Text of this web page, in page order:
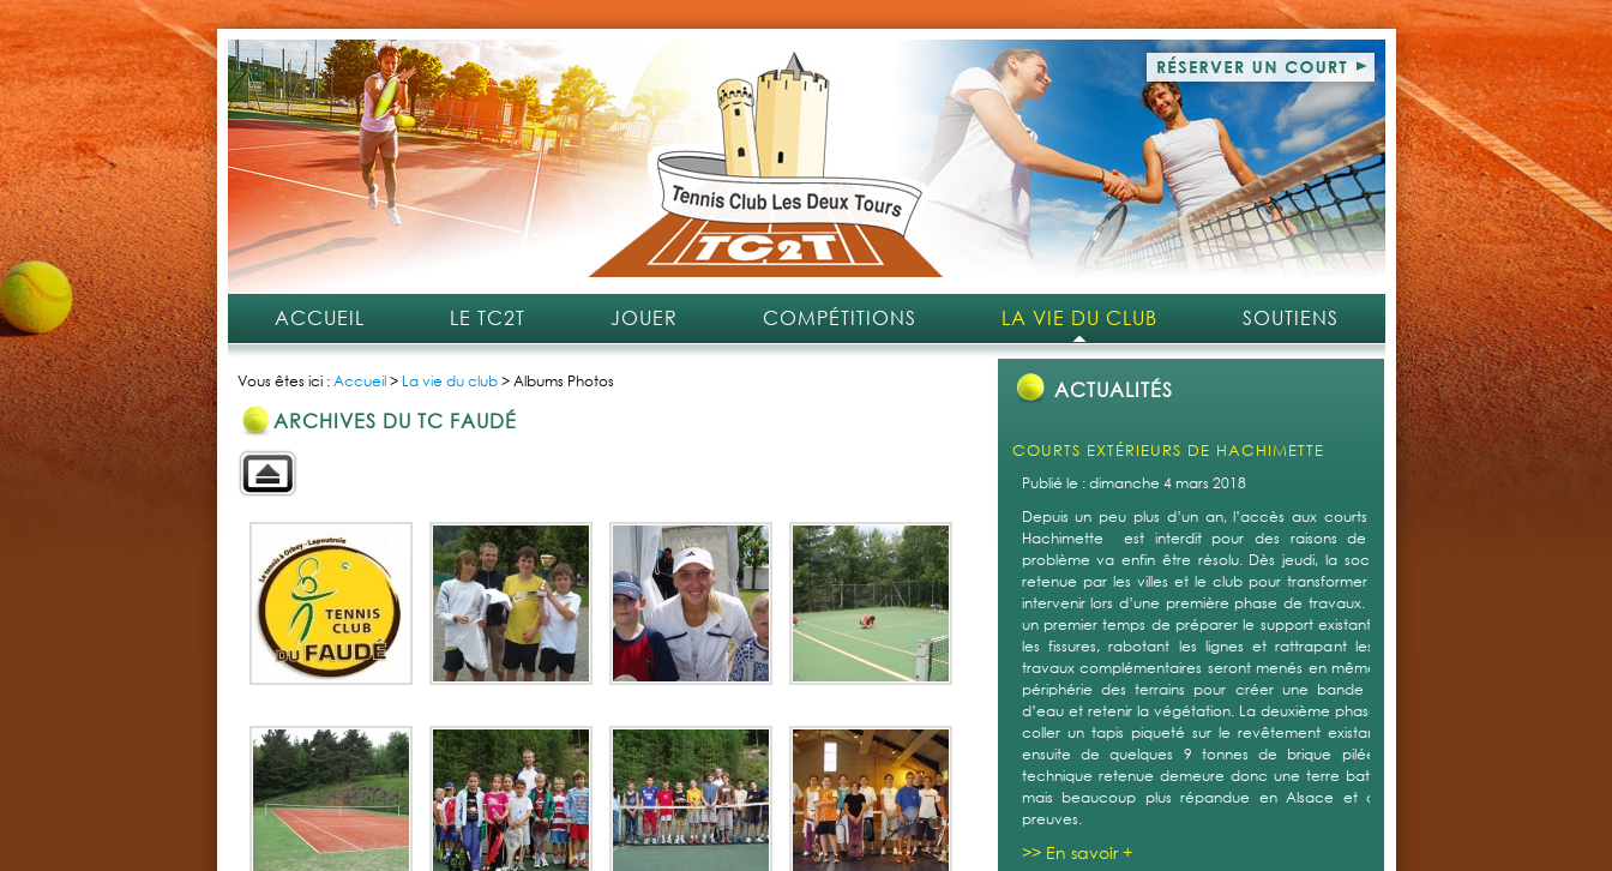
ACCUEIL LE TC2T JOUER COMPÉTITIONS LA VIE DU CLUB SOUTIENS
Vous êtes ici :Accueil> La vie du club>Albums Photos
ARCHIVES DU TC FAUDÉ
ACTUALITÉS
COURTS EXTÉRIEURS DE HACHIMETTE
Publié le : dimanche 4 mars 2018
Depuis un peu plus d’un an, l’accès aux courts extérieurs de
Hachimette est interdit pour des raisons de sécurité. Ce
problème va enfin être résolu. Dès jeudi, la société Cotennis,
retenue par les villes et le club pour transformer les courts, va
intervenir lors d’une première phase de travaux. Il s’agira dans
un premier temps de préparer le support existant en bouchant
les fissures, rabotant les lignes et rattrapant les flashes. Des
travaux complémentaires seront menés en même temps sur la
périphérie des terrains pour créer une bande d’évacuation
d’eau et retenir la végétation. La deuxième phase consistera à
coller un tapis piqueté sur le revêtement existant et le garnir
ensuite de quelques 9 tonnes de brique pilée. La solution
technique retenue demeure donc une terre battue artificielle,
mais beaucoup plus répandue en Alsace et ayant fait ses
preuves.
>> En savoir +